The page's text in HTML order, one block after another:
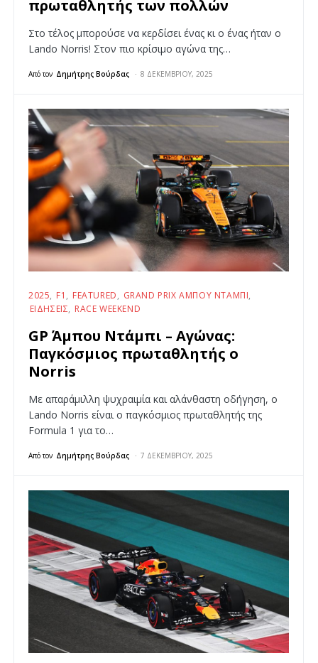
πρωταθλητής των πολλών
Στο τέλος μπορούσε να κερδίσει ένας κι ο ένας ήταν ο
Lando Norris! Στον πιο κρίσιμο αγώνα της…
Από τον Δημήτρης Βούρδας 8 ΔΕΚΕΜΒΡΊΟΥ, 2025
2025 F1 FEATURED
GRAND PRIX ΆΜΠΟΥ ΝΤΆΜΠΙ
ΕΙΔΉΣΕΙΣ
RACE WEEKEND
GP Άμπου Ντάμπι – Αγώνας:
Παγκόσμιος πρωταθλητής ο
Norris
Με απαράμιλλη ψυχραιμία και αλάνθαστη οδήγηση, ο
Lando Norris είναι ο παγκόσμιος πρωταθλητής της
Formula 1 για το…
Από τον Δημήτρης Βούρδας 7 ΔΕΚΕΜΒΡΊΟΥ, 2025